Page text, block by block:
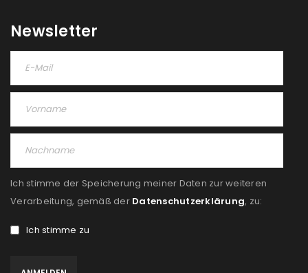
Newsletter
Ich stimme der Speicherung meiner Daten zur weiteren
Verarbeitung, gemäß der Datenschutzerklärung, zu:
Ich stimme zu